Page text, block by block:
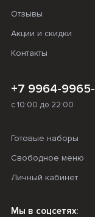
Отзывы
Акции и скидки
Контакты
+7 9964-
с 10:00 до 22:00
Готовые наборы
Свободное меню
Личный кабинет
Мы в соцсетях: